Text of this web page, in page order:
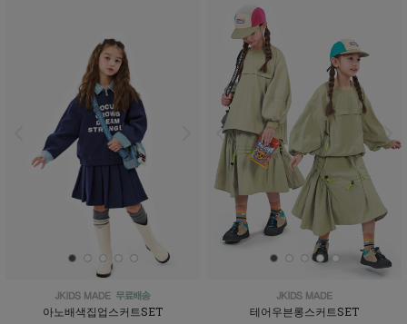
아노배색집업스커트SET 테어우븐롱스커트SET